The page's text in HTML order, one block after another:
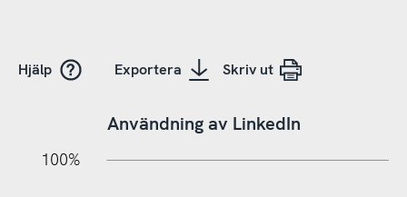
Hjälp Exportera Skriv ut
Användning av LinkedIn
100%